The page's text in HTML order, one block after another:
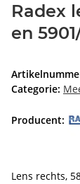
Radex
en
Categorie:
Producent:
Lens rechts,